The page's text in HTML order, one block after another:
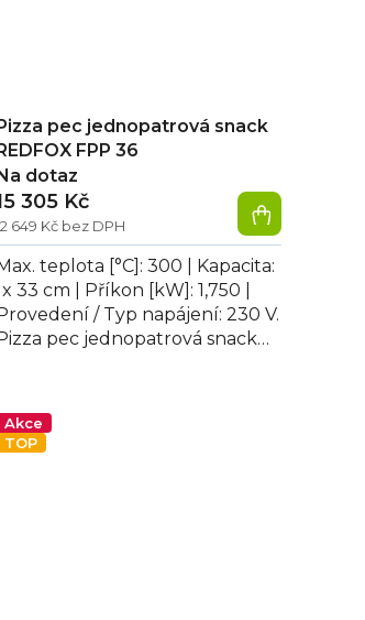
pec jednopatrová snack
FPP 36
dotaz
649 Kč bez DPH
305 Kč
teplota [°C]: 300 | Kapacita:
33 cm | Příkon [kW]: 1,750 |
/ Typ napájení: 230 V.
pec jednopatrová snack
Akce
TOP